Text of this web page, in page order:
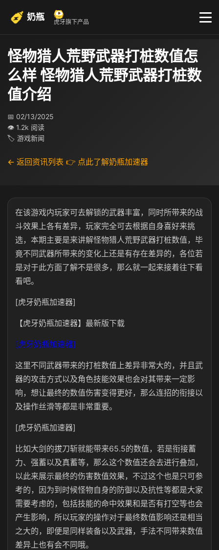
奶瓶 虎牙旗下产品
怪物猎人荒野武器打桩数值怎
么样 怪物猎人荒野武器打桩数
值介绍
📅 02/13/2025
👁 1.2k 阅读
🏷 游戏新闻
← 返回资讯列表 👉 点此了解奶瓶加速器
在该游戏内玩家可去解锁的武器丰富，同时所带来的战
斗效果上各有差异，玩家完全可去根据自身喜好来挑
选，本期主要是来讲解怪物猎人荒野武器打桩数值，毕
竟不同武器所带来的变化上还是有存在差异的，各位若
是对于此方面了解不是很多，那么就一起来接着往下看
看吧。
[虎牙奶瓶加速器]
【虎牙奶瓶加速器】最新版下载
[虎牙奶瓶加速器]
这里不同武器带来的打桩数值上差异非常大的，并且武
器的攻击方式以及角色技能效果也会对其带来一定影
响，想让最终的数值伤害变得更好，那么连招的衔接以
及操作丝滑等都是非常重要。
[虎牙奶瓶加速器]
比如大剑的拔刀斩就能带来65.5的数值，若是衔接蓄
力、强蓄以及真蓄等，那么这个数值还会去进行叠加，
以此来展示最终的伤害数值效果，不过这个也是只可参
考的，因为到时候怪物自身的防御以及抗性等都是大家
需要考虑的，包括技能的命中效果和是否有打空等也会
产生影响，所以玩家的操作对于最终数值影响还是相当
之大的，即便是同样装备以及武器，手法不同带来数值
差异上也有会不同哦。